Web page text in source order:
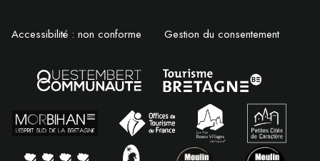
Accessibilité : non conforme Gestion du consentement